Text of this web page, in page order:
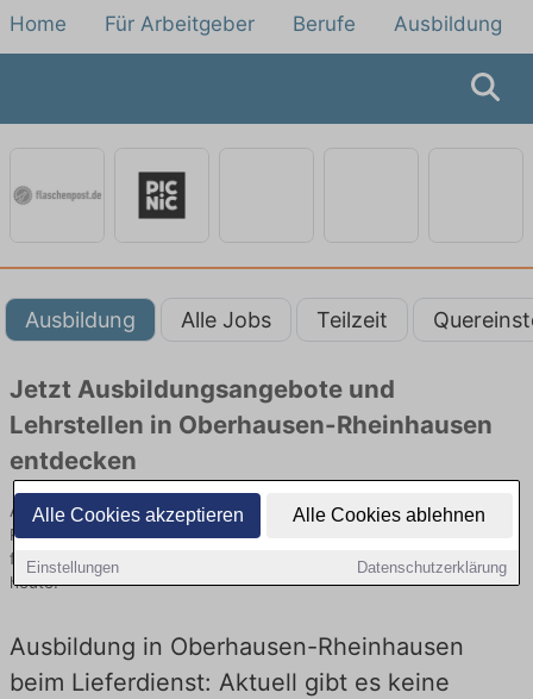
Alle Cookies akzeptieren Alle Cookies ablehnen
Einstellungen Datenschutzerklärung
Home Für Arbeitgeber Berufe Ausbildung
Ausbildung Alle Jobs Teilzeit
Jetzt Ausbildungsangebote und
Lehrstellen in Oberhausen-Rheinhausen
entdecken
Ausbildungsangebote beim Lieferdienst in Oberhausen-
Rheinhausen finden Sie von namhaften Firmen. Entdecken Sie
freie Optionen von Top-Arbeitgebern und bewerben Sie sich noch
heute.
Ausbildung in Oberhausen-Rheinhausen
beim Lieferdienst: Aktuell gibt es keine